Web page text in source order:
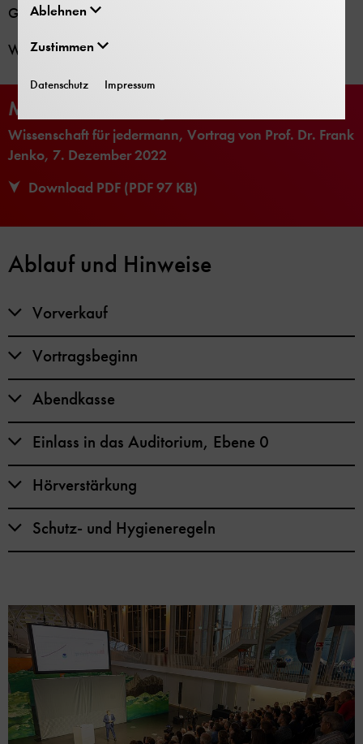
Gebiet werden vorgestellt.
Weitere Informationen finden sie im Download.
Mehr zum Vortrag
Wissenschaft für jedermann, Vortrag von Prof. Dr. Frank
Jenko, 7. Dezember 2022
Download PDF (PDF 97 KB)
Ablauf und Hinweise
Vorverkauf
Vortragsbeginn
Abendkasse
Einlass in das Auditorium, Ebene 0
Hörverstärkung
Schutz- und Hygieneregeln
Ablehnen
Zustimmen
Datenschutz Impressum